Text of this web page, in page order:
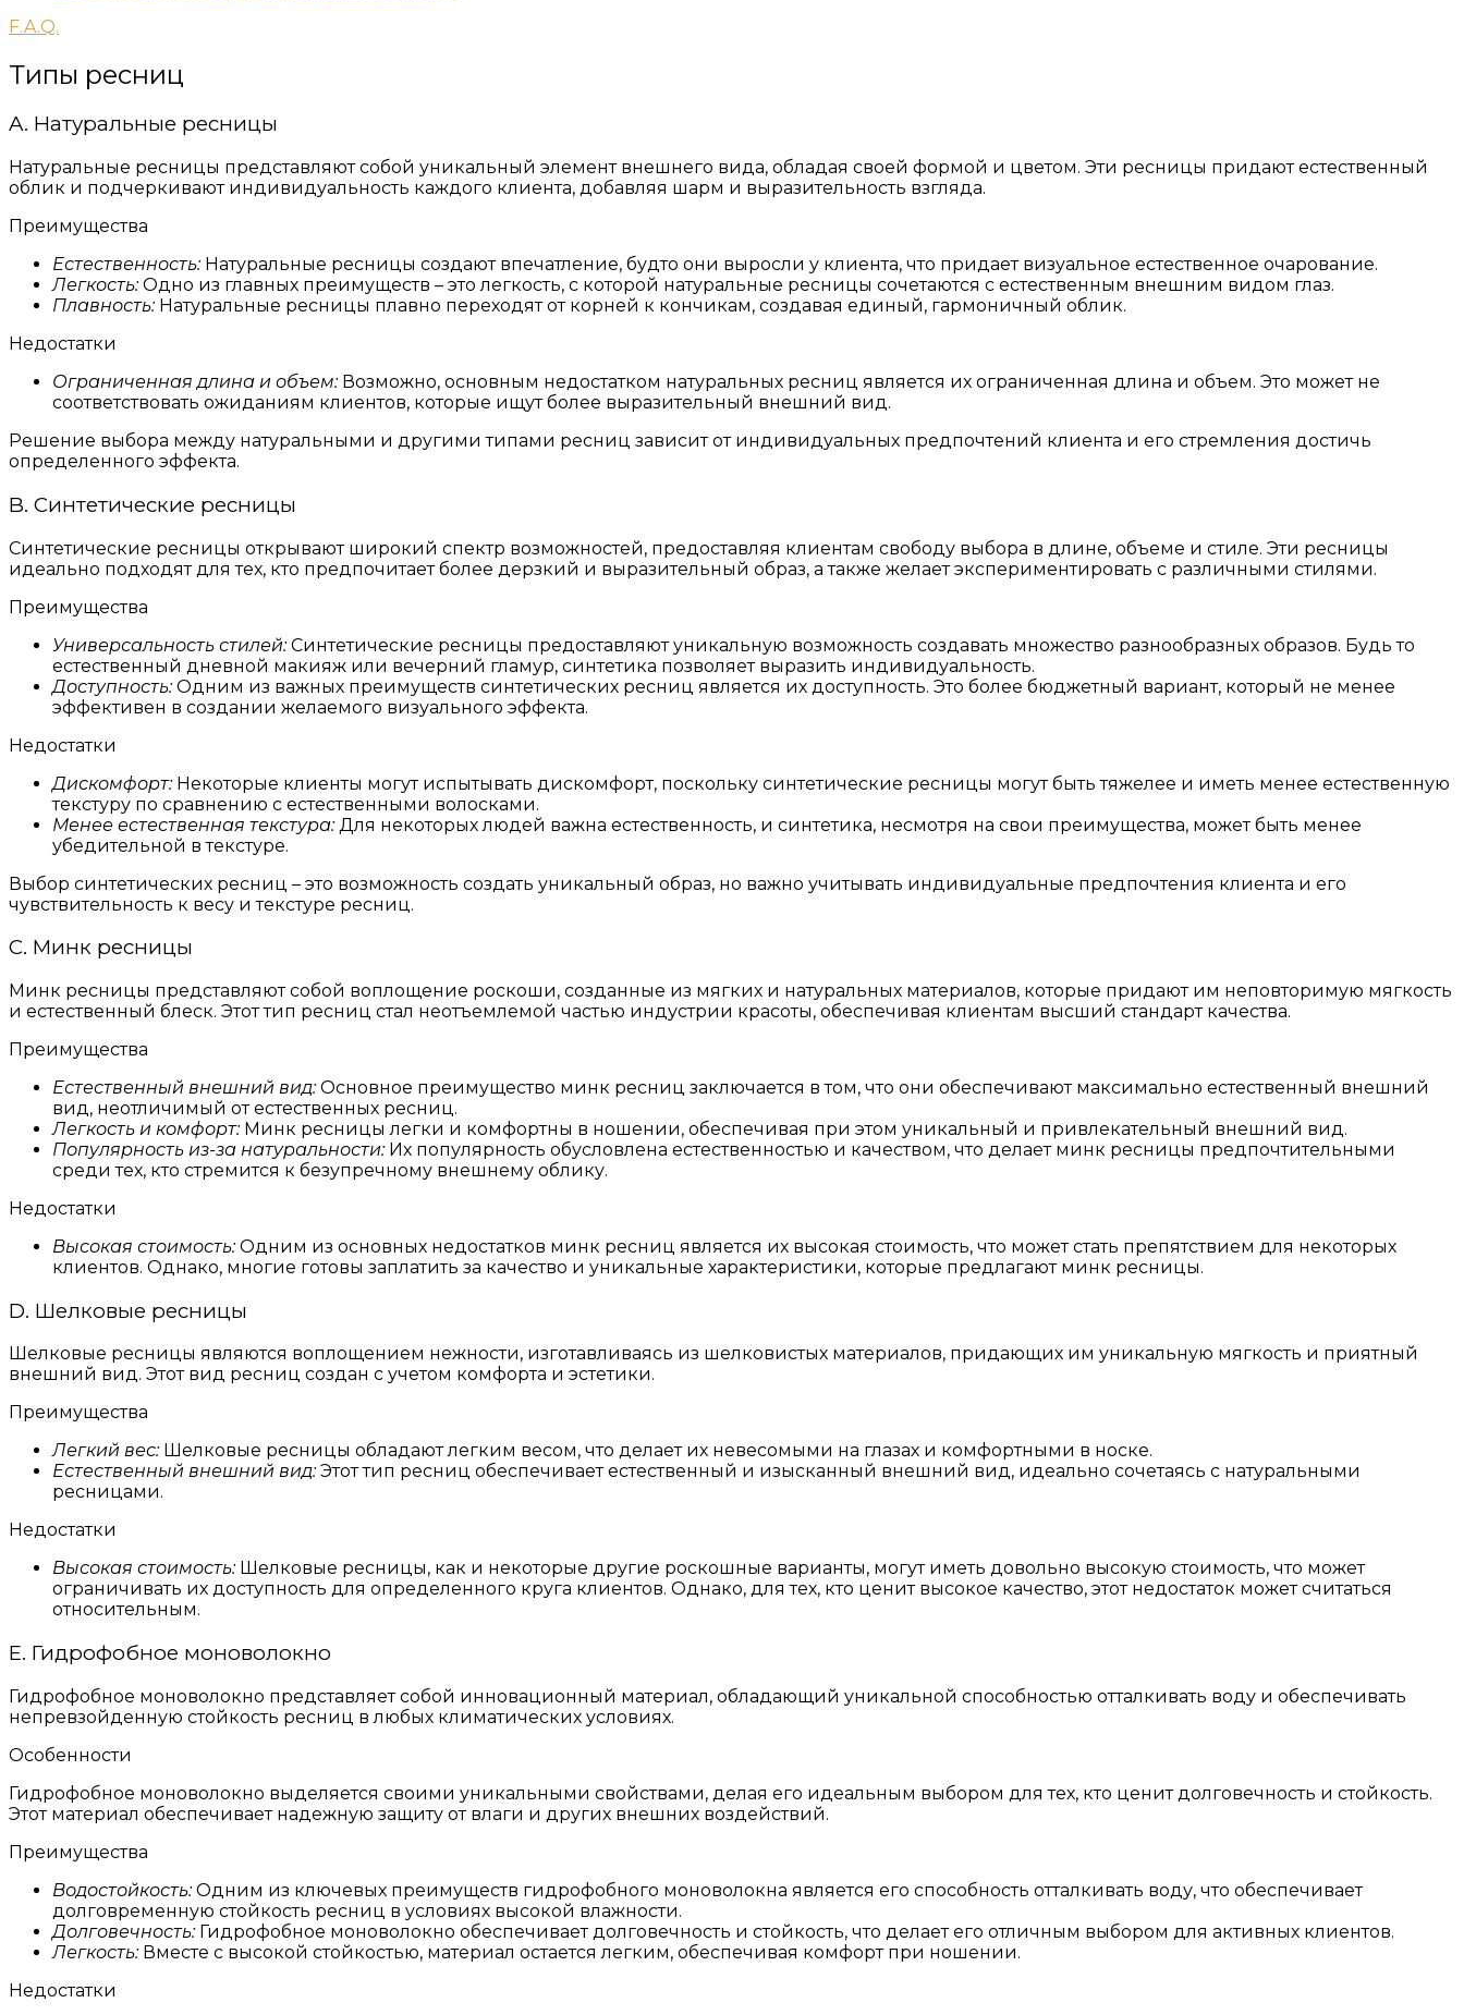
F.A.Q.
Типы ресниц
A. Натуральные ресницы
Натуральные ресницы представляют собой уникальный элемент внешнего вида, обладая своей формой и цветом. Эти ресницы придают естественный
облик и подчеркивают индивидуальность каждого клиента, добавляя шарм и выразительность взгляда.
Преимущества
Естественность:Натуральные ресницы создают впечатление, будто они выросли у клиента, что придает визуальное естественное очарование.
Легкость:Одно из главных преимуществ – это легкость, с которой натуральные ресницы сочетаются с естественным внешним видом глаз.
Плавность:Натуральные ресницы плавно переходят от корней к кончикам, создавая единый, гармоничный облик.
Недостатки
Ограниченная длина и объем:Возможно, основным недостатком натуральных ресниц является их ограниченная длина и объем. Это может не
соответствовать ожиданиям клиентов, которые ищут более выразительный внешний вид.
Решение выбора между натуральными и другими типами ресниц зависит от индивидуальных предпочтений клиента и его стремления достичь
определенного эффекта.
B. Синтетические ресницы
Синтетические ресницы открывают широкий спектр возможностей, предоставляя клиентам свободу выбора в длине, объеме и стиле. Эти ресницы
идеально подходят для тех, кто предпочитает более дерзкий и выразительный образ, а также желает экспериментировать с различными стилями.
Преимущества
Универсальность стилей:Синтетические ресницы предоставляют уникальную возможность создавать множество разнообразных образов. Будь то
естественный дневной макияж или вечерний гламур, синтетика позволяет выразить индивидуальность.
Доступность:Одним из важных преимуществ синтетических ресниц является их доступность. Это более бюджетный вариант, который не менее
эффективен в создании желаемого визуального эффекта.
Недостатки
Дискомфорт:Некоторые клиенты могут испытывать дискомфорт, поскольку синтетические ресницы могут быть тяжелее и иметь менее естественную
текстуру по сравнению с естественными волосками.
Менее естественная текстура:Для некоторых людей важна естественность, и синтетика, несмотря на свои преимущества, может быть менее
убедительной в текстуре.
Выбор синтетических ресниц – это возможность создать уникальный образ, но важно учитывать индивидуальные предпочтения клиента и его
чувствительность к весу и текстуре ресниц.
C. Минк ресницы
Минк ресницы представляют собой воплощение роскоши, созданные из мягких и натуральных материалов, которые придают им неповторимую мягкость
и естественный блеск. Этот тип ресниц стал неотъемлемой частью индустрии красоты, обеспечивая клиентам высший стандарт качества.
Преимущества
Естественный внешний вид:Основное преимущество минк ресниц заключается в том, что они обеспечивают максимально естественный внешний
вид, неотличимый от естественных ресниц.
Легкость и комфорт:Минк ресницы легки и комфортны в ношении, обеспечивая при этом уникальный и привлекательный внешний вид.
Популярность из-за натуральности:Их популярность обусловлена естественностью и качеством, что делает минк ресницы предпочтительными
среди тех, кто стремится к безупречному внешнему облику.
Недостатки
Высокая стоимость:Одним из основных недостатков минк ресниц является их высокая стоимость, что может стать препятствием для некоторых
клиентов. Однако, многие готовы заплатить за качество и уникальные характеристики, которые предлагают минк ресницы.
D. Шелковые ресницы
Шелковые ресницы являются воплощением нежности, изготавливаясь из шелковистых материалов, придающих им уникальную мягкость и приятный
внешний вид. Этот вид ресниц создан с учетом комфорта и эстетики.
Преимущества
Легкий вес:Шелковые ресницы обладают легким весом, что делает их невесомыми на глазах и комфортными в носке.
Естественный внешний вид:Этот тип ресниц обеспечивает естественный и изысканный внешний вид, идеально сочетаясь с натуральными
ресницами.
Недостатки
Высокая стоимость:Шелковые ресницы, как и некоторые другие роскошные варианты, могут иметь довольно высокую стоимость, что может
ограничивать их доступность для определенного круга клиентов. Однако, для тех, кто ценит высокое качество, этот недостаток может считаться
относительным.
E. Гидрофобное моноволокно
Гидрофобное моноволокно представляет собой инновационный материал, обладающий уникальной способностью отталкивать воду и обеспечивать
непревзойденную стойкость ресниц в любых климатических условиях.
Особенности
Гидрофобное моноволокно выделяется своими уникальными свойствами, делая его идеальным выбором для тех, кто ценит долговечность и стойкость.
Этот материал обеспечивает надежную защиту от влаги и других внешних воздействий.
Преимущества
Водостойкость:Одним из ключевых преимуществ гидрофобного моноволокна является его способность отталкивать воду, что обеспечивает
долговременную стойкость ресниц в условиях высокой влажности.
Долговечность:Гидрофобное моноволокно обеспечивает долговечность и стойкость, что делает его отличным выбором для активных клиентов.
Легкость:Вместе с высокой стойкостью, материал остается легким, обеспечивая комфорт при ношении.
Недостатки